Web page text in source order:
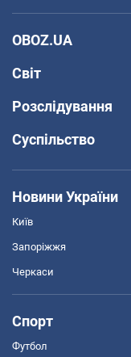
OBOZ.UA
Світ
Розслідування
Суспільство
Новини України
Київ
Запоріжжя
Черкаси
Спорт
Футбол